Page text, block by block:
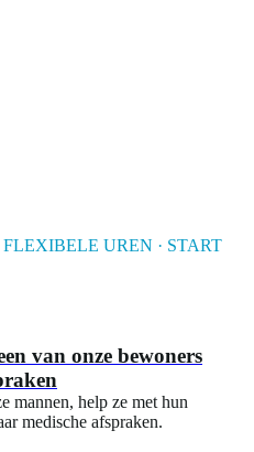
UREN · START
van onze bewoners
mannen, help ze met hun
medische afspraken.